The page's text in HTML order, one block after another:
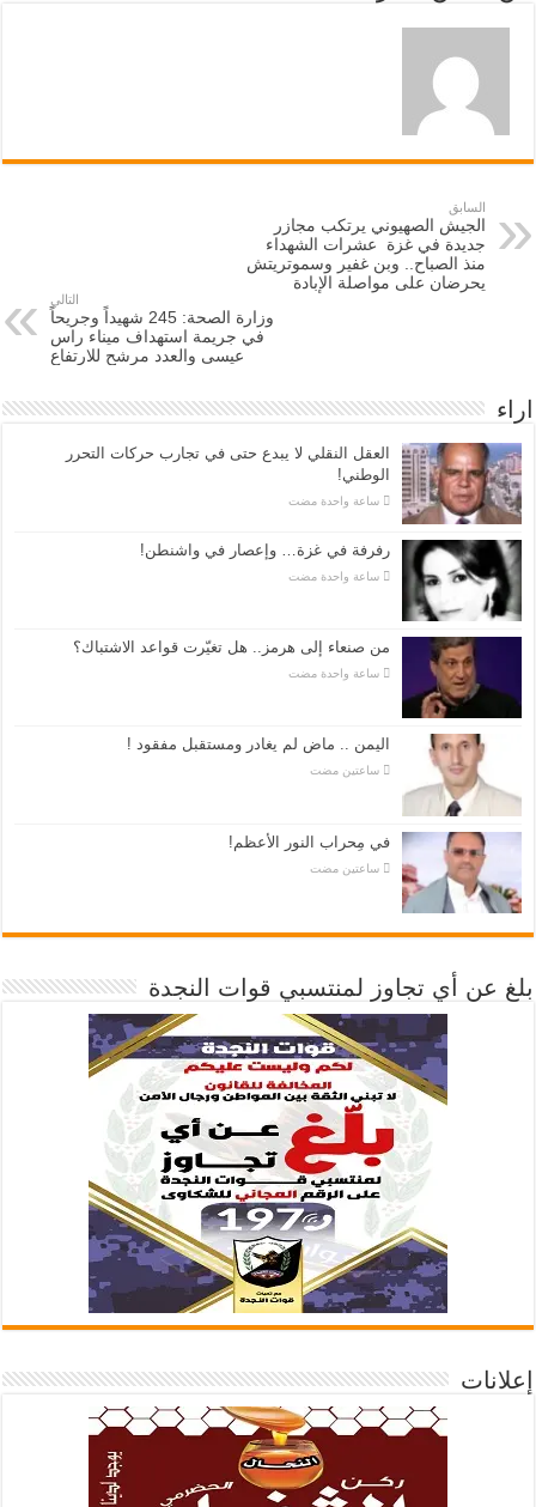
السابق
الجيش الصهيوني يرتكب مجازر
جديدة في غزة عشرات الشهداء
منذ الصباح.. وبن غفير وسموتريتش
يحرضان على مواصلة الإبادة
التالي
وزارة الصحة: 245 شهيداً وجريحاً
في جريمة استهداف ميناء راس
عيسى والعدد مرشح للارتفاع
اراء
العقل النقلي لا يبدع حتى في تجارب حركات التحرر
الوطني!
‏ساعة واحدة مضت
رفرفة في غزة… وإعصار في واشنطن!
‏ساعة واحدة مضت
من صنعاء إلى هرمز.. هل تغيّرت قواعد الاشتباك؟
‏ساعة واحدة مضت
اليمن .. ماض لم يغادر ومستقبل مفقود !
‏ساعتين مضت
في مِحراب النور الأعظم!
‏ساعتين مضت
بلغ عن أي تجاوز لمنتسبي قوات النجدة
إعلانات